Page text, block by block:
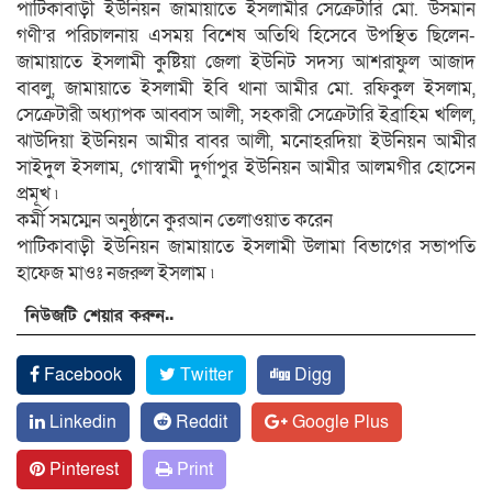
পাটিকাবাড়ী ইউনিয়ন জামায়াতে ইসলামীর সেক্রেটারি মো. উসমান
গণী’র পরিচালনায় এসময় বিশেষ অতিথি হিসেবে উপস্থিত ছিলেন-
জামায়াতে ইসলামী কুষ্টিয়া জেলা ইউনিট সদস্য আশরাফুল আজাদ
বাবলু, জামায়াতে ইসলামী ইবি থানা আমীর মো. রফিকুল ইসলাম,
সেক্রেটারী অধ্যাপক আব্বাস আলী, সহকারী সেক্রেটারি ইব্রাহিম খলিল,
ঝাউদিয়া ইউনিয়ন আমীর বাবর আলী, মনোহরদিয়া ইউনিয়ন আমীর
সাইদুল ইসলাম, গোস্বামী দুর্গাপুর ইউনিয়ন আমীর আলমগীর হোসেন
প্রমূখ ৷
কর্মী সমম্মেন অনুষ্ঠানে কুরআন তেলাওয়াত করেন
পাটিকাবাড়ী ইউনিয়ন জামায়াতে ইসলামী উলামা বিভাগের সভাপতি
হাফেজ মাওঃ নজরুল ইসলাম ৷
নিউজটি শেয়ার করুন..
Facebook Twitter
Digg
Linkedin
Reddit
Google Plus
Pinterest
Print